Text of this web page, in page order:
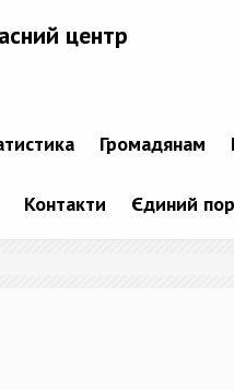
центр
Громадянам
Контакти Єдиний